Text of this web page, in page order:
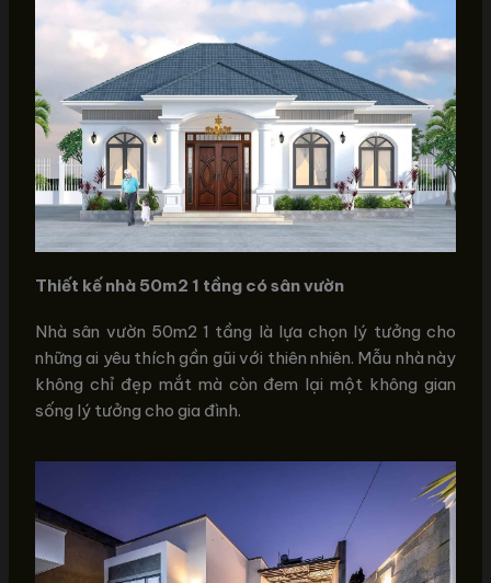
Thiết kế nhà 50m2 1 tầng có sân vườn
Nhà sân vườn 50m2 1 tầng là lựa chọn lý tưởng cho
những ai yêu thích gần gũi với thiên nhiên. Mẫu nhà này
không chỉ đẹp mắt mà còn đem lại một không gian
sống lý tưởng cho gia đình.